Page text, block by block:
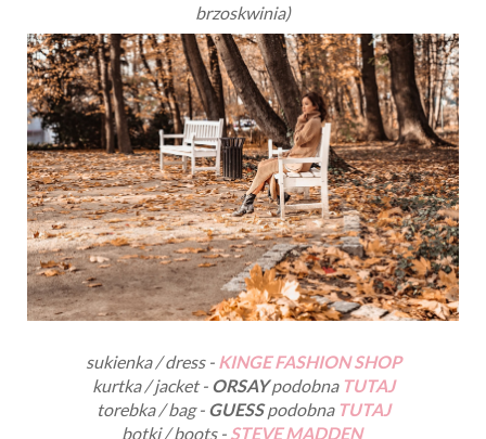
brzoskwinia)
sukienka / dress - KINGE FASHION SHOP
kurtka / jacket - ORSAYpodobna TUTAJ
torebka / bag - GUESSpodobna TUTAJ
botki / boots - STEVE MADDEN